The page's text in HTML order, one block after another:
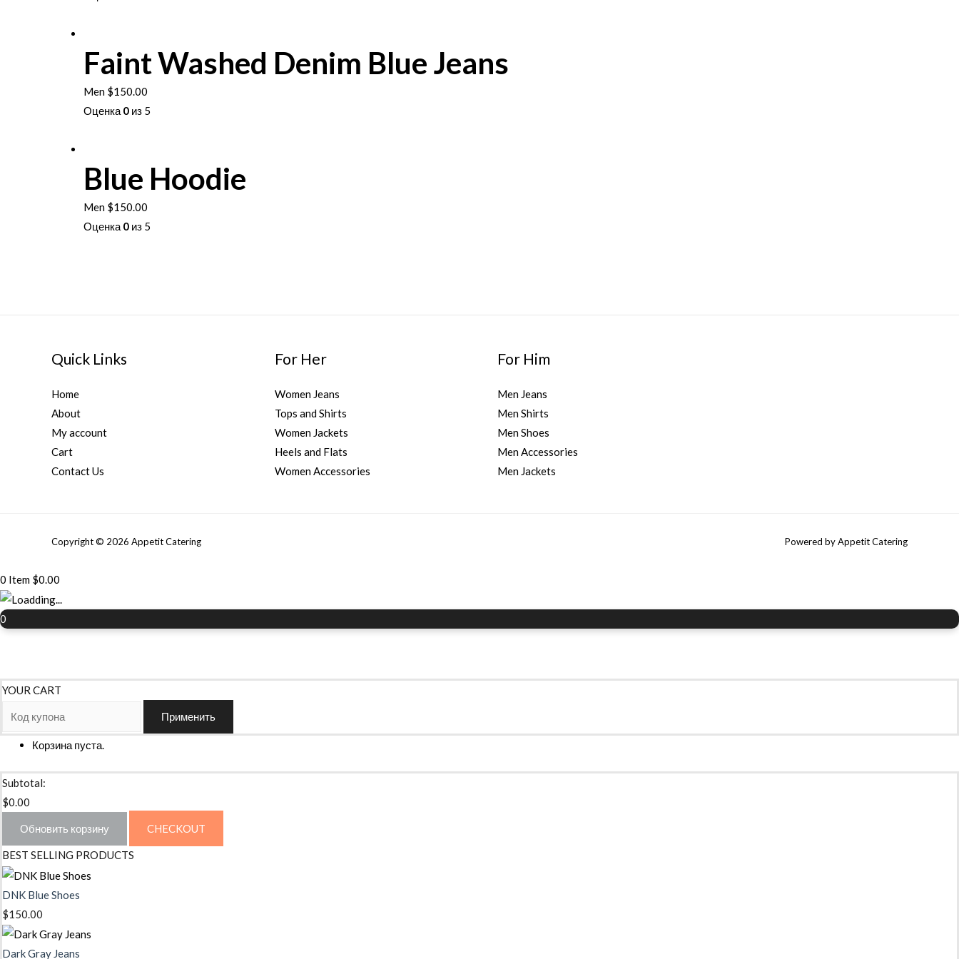
Faint Washed Denim Blue Jeans
Men $150.00
Оценка 0 из 5
Blue Hoodie
Men $150.00
Оценка 0 из 5
Quick Links
Home
About
My account
Cart
Contact Us
For Her
Women Jeans
Tops and Shirts
Women Jackets
Heels and Flats
Women Accessories
For Him
Men Jeans
Men Shirts
Men Shoes
Men Accessories
Men Jackets
Copyright © 2026 Appetit Catering Powered by Appetit Catering
0 Item $0.00
0
YOUR CART
Применить
Корзина пуста.
Subtotal:
$0.00
Обновить корзину CHECKOUT
BEST SELLING PRODUCTS
DNK Blue Shoes
$150.00
Dark Gray Jeans